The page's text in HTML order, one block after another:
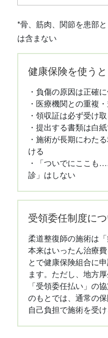
*骨、筋肉、関節を患部
は含まない
健康保険を使う
・負傷の原因は正確
・医療機関との重複
・領収証は必ず受け
・提出する書類は白
・施術が長期にわた
ける
・「ついでにここも
診」はしない
受領委任制度に
柔道整復師の施術は「
本来はいったん治療
とで健康保険組合に
ます。ただし、地方
「受領委任払い」の
のもとでは、通常の
自己負担で施術を受